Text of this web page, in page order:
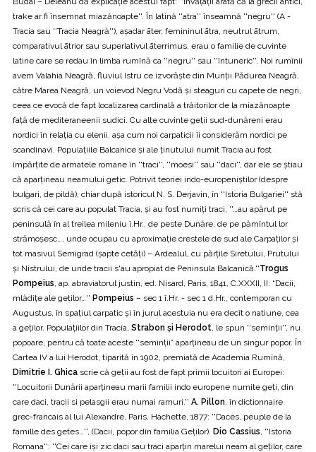
trake ar fi însemnat miazănoapte''. În latină ''atra'' înseamnă ''negru'' (A -
Tracia sau ''Tracia Neagră''), așadar āter, femininul ātra, neutrul ātrum,
comparativul ātrior sau superlativul āterrimus, erau o familie de cuvinte
latine care se redau în limba rumînă ca ''negru'' sau ''întuneric''. Noi rumînii
avem Valahia Neagră, fluviul Istru ce izvorăște din Munții Pădurea Neagră,
către Marea Neagră, un voievod Negru Vodă și steaguri cu capete de negri,
ceea ce evocă de fapt localizarea cardinală a trăitorilor de la miazănoapte
față de mediteraneenii sudici. Cu alte cuvinte geții sud-dunăreni erau
nordici în relația cu elenii, așa cum noi carpaticii îi considerăm nordici pe
scandinavi. Populațiile Balcanice și ale ținutului numit Tracia au fost
împărțite de armatele romane în ''traci'', ''moesi'' sau ''daci'', dar ele se știau
că aparțineau neamului getic. Potrivit teoriei indo-europeniștilor (despre
bulgari, de pildă), chiar după istoricul N. S. Derjavin, în ''Istoria Bulgariei'' stă
scris că cei care au populat Tracia, și au fost numiți traci, ''…au apărut pe
peninsulă în al treilea mileniu î.Hr., de peste Dunăre, de pe pămîntul lor
strămoșesc…, unde ocupau cu aproximație crestele de sud ale Carpaților și
tot masivul Semigrad (șapte cetăți) – Ardealul, cu părțile Siretului, Prutului
și Nistrului, de unde tracii s'au apropiat de Peninsula Balcanică.''Trogus
Pompeius , ap. abraviatorul justin, ed. Nisard, Paris, 1841, C.XXXII, II: “Dacii,
mlădițe ale getilor…'' Pompeius – sec 1 î.Hr. - sec 1 d.Hr., contemporan cu
Augustus, în spațiul carpatic și în jurul acestuia nu era decît o natiune, cea
a geților. Populațiilor din Tracia, Strabon și Herodot , le spun ''seminții'', nu
popoare, pentru că toate aceste ''seminții” aparțineau de un singur popor. În
Cartea IV a lui Herodot, tiparită în 1902, premiată de Academia Rumînă,
Dimitrie I. Ghica scrie că geții au fost de fapt primii locuitori ai Europei:
''Locuitorii Dunării aparțineau marii familii indo europene numite geți, din
care daci, tracii si pelasgii erau numai ramuri.'' A. Pillon , în dictionnaire
grec-francais al lui Alexandre, Paris, Hachette, 1877: ''Daces, peuple de la
famille des getes…'', (Dacii, popor din familia Geților). Dio Cassius , ''Istoria
Romana'': ''Cei care își zic daci sau traci aparțin marelui neam al geților, care